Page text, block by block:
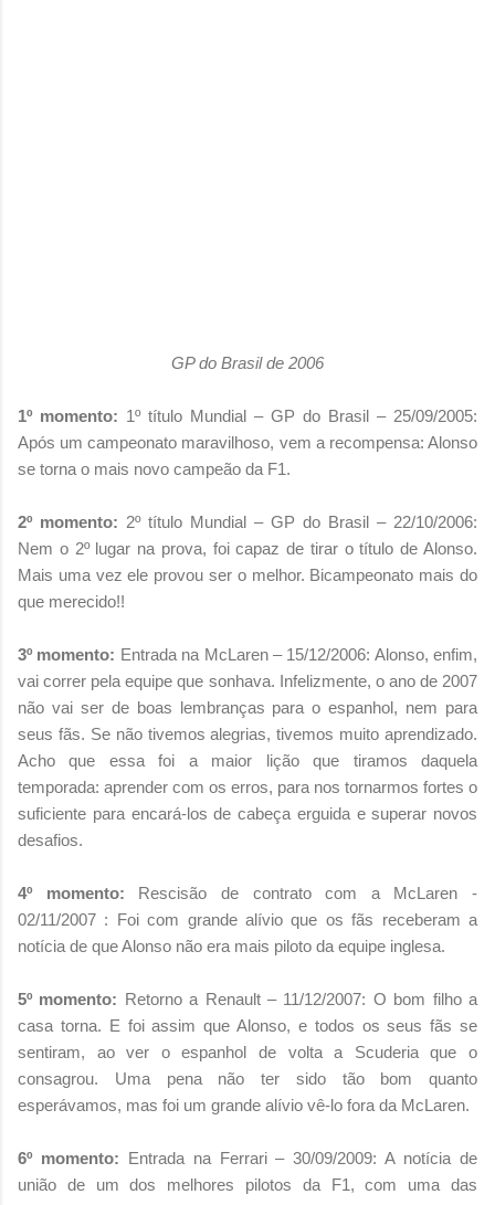
GP do Brasil de 2006
1º momento: 1º título Mundial – GP do Brasil – 25/09/2005:
Após um campeonato maravilhoso, vem a recompensa: Alonso
se torna o mais novo campeão da F1.
2º momento: 2º título Mundial – GP do Brasil – 22/10/2006:
Nem o 2º lugar na prova, foi capaz de tirar o título de Alonso.
Mais uma vez ele provou ser o melhor. Bicampeonato mais do
que merecido!!
3º momento: Entrada na McLaren – 15/12/2006: Alonso, enfim,
vai correr pela equipe que sonhava. Infelizmente, o ano de 2007
não vai ser de boas lembranças para o espanhol, nem para
seus fãs. Se não tivemos alegrias, tivemos muito aprendizado.
Acho que essa foi a maior lição que tiramos daquela
temporada: aprender com os erros, para nos tornarmos fortes o
suficiente para encará-los de cabeça erguida e superar novos
desafios.
4º momento: Rescisão de contrato com a McLaren -
02/11/2007 : Foi com grande alívio que os fãs receberam a
notícia de que Alonso não era mais piloto da equipe inglesa.
5º momento: Retorno a Renault – 11/12/2007: O bom filho a
casa torna. E foi assim que Alonso, e todos os seus fãs se
sentiram, ao ver o espanhol de volta a Scuderia que o
consagrou. Uma pena não ter sido tão bom quanto
esperávamos, mas foi um grande alívio vê-lo fora da McLaren.
6º momento: Entrada na Ferrari – 30/09/2009: A notícia de
união de um dos melhores pilotos da F1, com uma das